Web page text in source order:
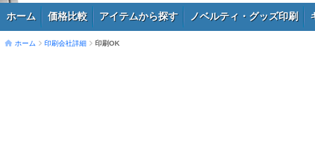
ホーム 価格比較 アイテムから探す ノベルティ・グッズ印刷
ホーム 印刷会社詳細 印刷OK